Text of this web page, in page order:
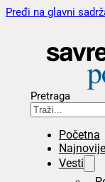
Pređi na glavni
Pretraga
Početna
Najnovije
Vesti